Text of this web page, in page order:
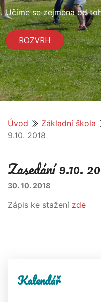
Učíme se zejména od
ROZVRH
Úvod Základní škola
9.10. 2018
Zasedání 9.10.
30. 10. 2018
Zápis ke stažení zde
Kalendář